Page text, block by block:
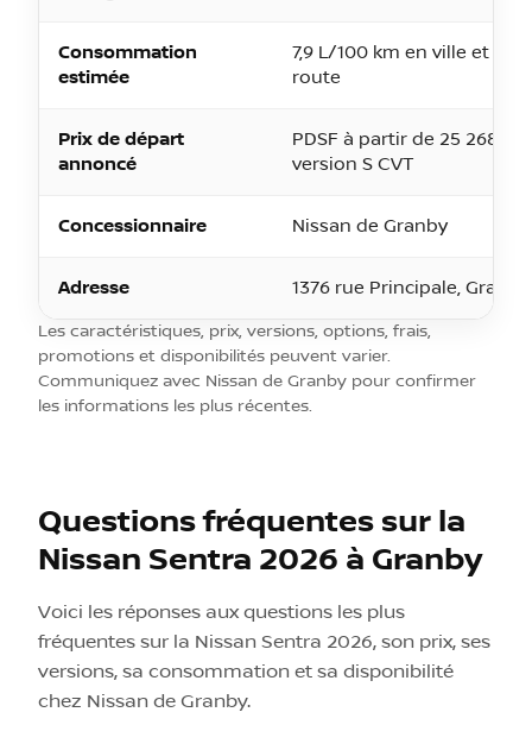
Consommation
estimée
7,9 L/100 km en ville et 6,1
route
Prix de départ
annoncé
PDSF à partir de 25 268 $
version S CVT
Concessionnaire Nissan de Granby
Adresse 1376 rue Principale, Granby
Les caractéristiques, prix, versions, options, frais,
promotions et disponibilités peuvent varier.
Communiquez avec Nissan de Granby pour confirmer
les informations les plus récentes.
Questions fréquentes sur la
Nissan Sentra 2026 à Granby
Voici les réponses aux questions les plus
fréquentes sur la Nissan Sentra 2026, son prix, ses
versions, sa consommation et sa disponibilité
chez Nissan de Granby.